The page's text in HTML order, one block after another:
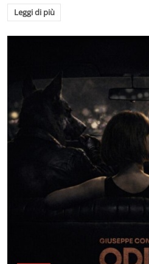
Leggi di più